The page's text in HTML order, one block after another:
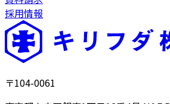
採用情報
〒104-0061